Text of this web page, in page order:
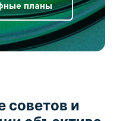
планы
советов и